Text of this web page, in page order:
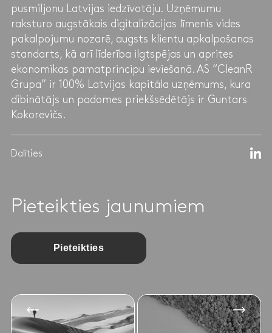
pusmiljonu Latvijas iedzīvotāju. Uzņēmumu
raksturo augstākais digitalizācijas līmenis vides
pakalpojumu nozarē, augsts klientu apkalpošanas
standarts, kā arī līderība ilgtspējas un aprites
ekonomikas pamatprincipu ieviešanā. AS “CleanR
Grupa” ir 100% Latvijas kapitāla uzņēmums, kura
dibinātājs un padomes priekšsēdētājs ir Guntars
Kokorevičs.
Dalīties
Pieteikties jaunumiem
Pieteikties